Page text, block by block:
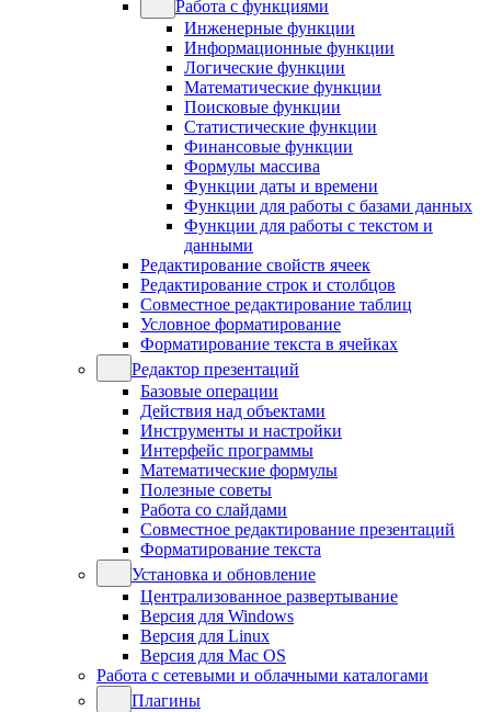
Работа с функциями
Инженерные функции
Информационные функции
Логические функции
Математические функции
Поисковые функции
Статистические функции
Финансовые функции
Формулы массива
Функции даты и времени
Функции для работы с базами данных
Функции для работы с текстом и
данными
Редактирование свойств ячеек
Редактирование строк и столбцов
Совместное редактирование таблиц
Условное форматирование
Форматирование текста в ячейках
Редактор презентаций
Базовые операции
Действия над объектами
Инструменты и настройки
Интерфейс программы
Математические формулы
Полезные советы
Работа со слайдами
Совместное редактирование презентаций
Форматирование текста
Установка и обновление
Централизованное развертывание
Версия для Windows
Версия для Linux
Версия для Mac OS
Работа с сетевыми и облачными каталогами
Плагины